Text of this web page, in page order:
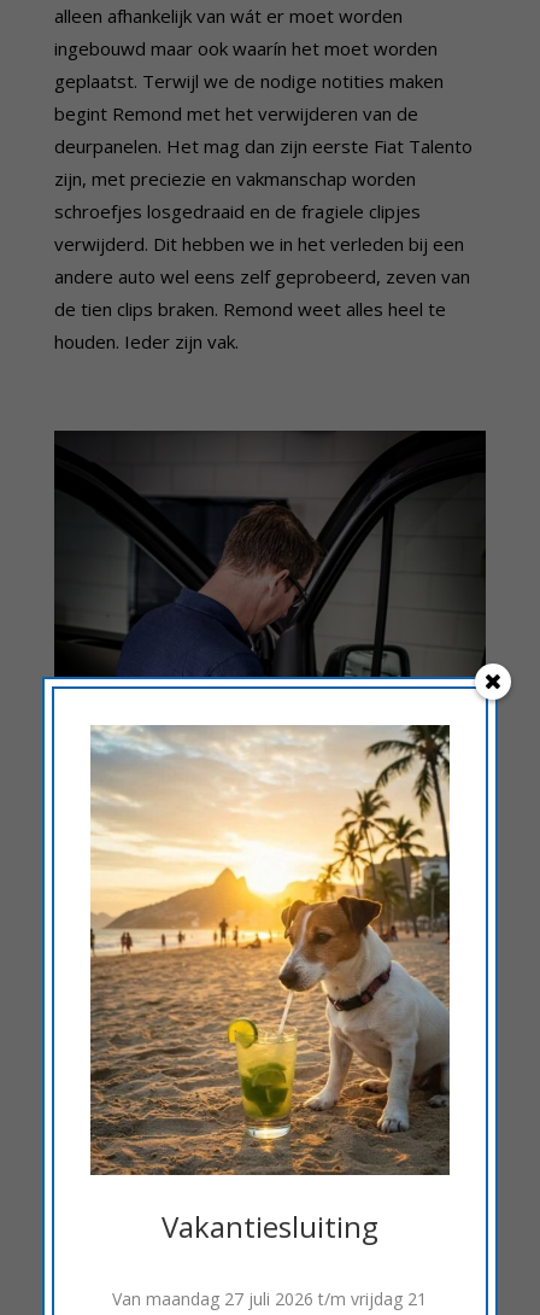
alleen afhankelijk van wát er moet worden
ingebouwd maar ook waarín het moet worden
geplaatst. Terwijl we de nodige notities maken
begint Remond met het verwijderen van de
deurpanelen. Het mag dan zijn eerste Fiat Talento
zijn, met preciezie en vakmanschap worden
schroefjes losgedraaid en de fragiele clipjes
verwijderd. Dit hebben we in het verleden bij een
andere auto wel eens zelf geprobeerd, zeven van
de tien clips braken. Remond weet alles heel te
houden. Ieder zijn vak.
Vakantiesluiting
Van maandag 27 juli 2026 t/m vrijdag 21